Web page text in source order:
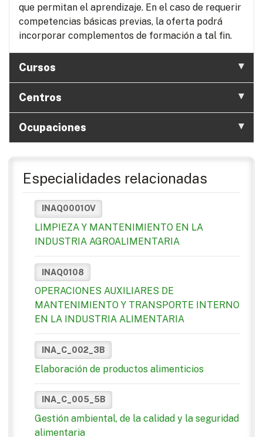
que permitan el aprendizaje. En el caso de requerir
competencias básicas previas, la oferta podrá
incorporar complementos de formación a tal fin.
Cursos
Centros
Ocupaciones
Especialidades relacionadas
INAQ0001OV
LIMPIEZA Y MANTENIMIENTO EN LA
INDUSTRIA AGROALIMENTARIA
INAQ0108
OPERACIONES AUXILIARES DE
MANTENIMIENTO Y TRANSPORTE INTERNO
EN LA INDUSTRIA ALIMENTARIA
INA_C_002_3B
Elaboración de productos alimenticios
INA_C_005_5B
Gestión ambiental, de la calidad y la seguridad
alimentaria